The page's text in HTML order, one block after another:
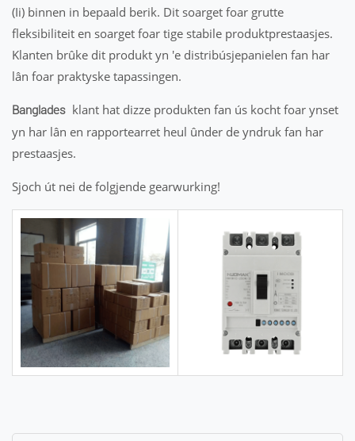
(Ii) binnen in bepaald berik. Dit soarget foar grutte
fleksibiliteit en soarget foar tige stabile produktprestaasjes.
Klanten brûke dit produkt yn 'e distribúsjepanielen fan har
lân foar praktyske tapassingen.
Banglades klant hat dizze produkten fan ús kocht foar ynset
yn har lân en rapportearret heul ûnder de yndruk fan har
prestaasjes.
Sjoch út nei de folgjende gearwurking!